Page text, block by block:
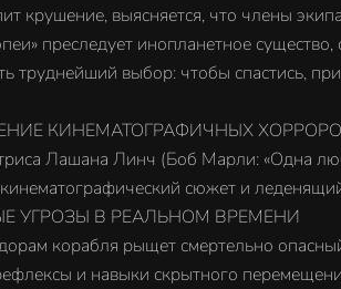
крушение, выясняется, что члены
преследует инопланетное
труднейший выбор: чтобы спастись,
КИНЕМАТОГРАФИЧНЫХ
Лашана Линч (Боб Марли: «Одна
сюжет и
УГРОЗЫ В РЕАЛЬНОМ ВРЕМЕНИ
корабля рыщет смертельно
и навыки скрытного